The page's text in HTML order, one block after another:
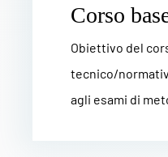
Corso
Obiettivo del
tecnico/
agli esami di